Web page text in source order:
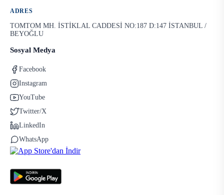
ADRES
TOMTOM MH. İSTİKLAL CADDESİ NO:187 D:147 İSTANBUL /
BEYOĞLU
Sosyal Medya
Facebook
Instagram
YouTube
Twitter/X
LinkedIn
WhatsApp